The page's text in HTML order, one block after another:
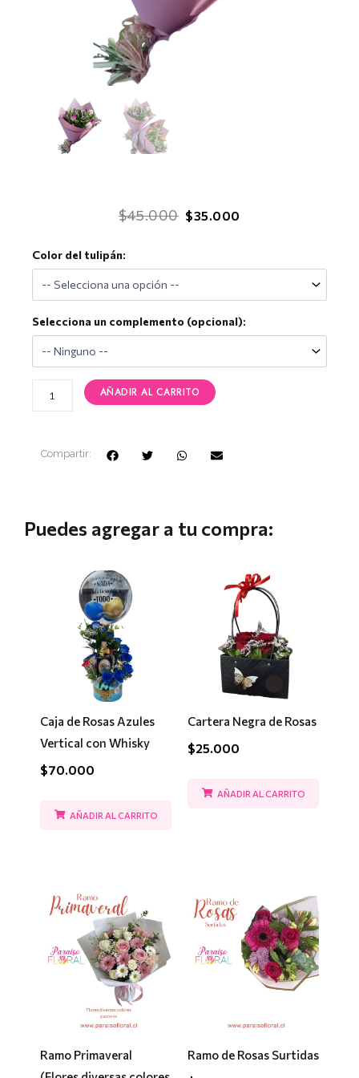
$45.000 El
$35.000
Color del tulipán:
Selecciona un complemento (opcional):
Ramo
de
Tulipanes
Elegante
cantidad
AÑADIR AL CARRITO
Compartir:
Puedes agregar a tu compra:
Caja de Rosas Azules
Vertical con Whisky
$70.000
AÑADIR AL CARRITO
Cartera Negra de Rosas
$25.000
AÑADIR AL CARRITO
Ramo Primaveral
Ramo de Rosas Surtidas